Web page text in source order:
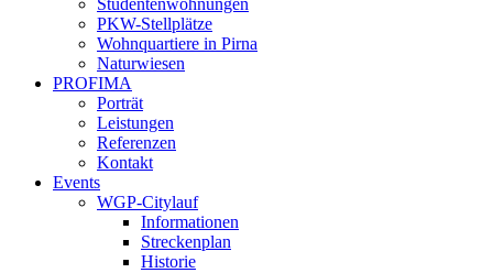
PKW-Stellplätze
Wohnquartiere in Pirna
Naturwiesen
PROFIMA
Porträt
Leistungen
Referenzen
Kontakt
Events
WGP-Citylauf
Informationen
Streckenplan
Historie